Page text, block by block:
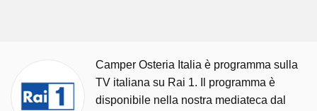
Camper Osteria Italia è programma sulla
TV italiana su Rai 1. Il programma è
disponibile nella nostra mediateca dal